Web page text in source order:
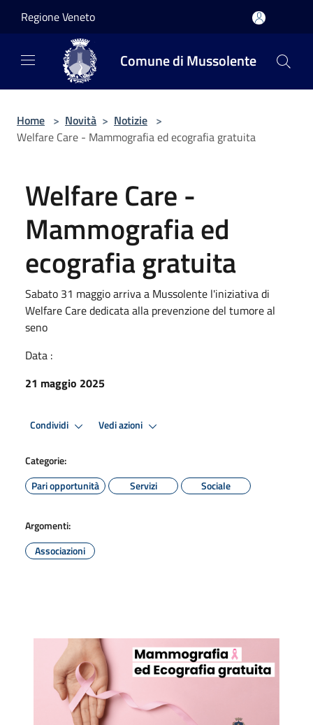
Regione Veneto
Comune di Mussolente
Home > Novità > Notizie >
Welfare Care - Mammografia ed ecografia gratuita
Welfare Care -
Mammografia ed
ecografia gratuita
Sabato 31 maggio arriva a Mussolente l'iniziativa di
Welfare Care dedicata alla prevenzione del tumore al
seno
Data :
21 maggio 2025
Condividi Vedi azioni
Categorie:
Pari opportunità
Servizi Sociale
Argomenti:
Associazioni